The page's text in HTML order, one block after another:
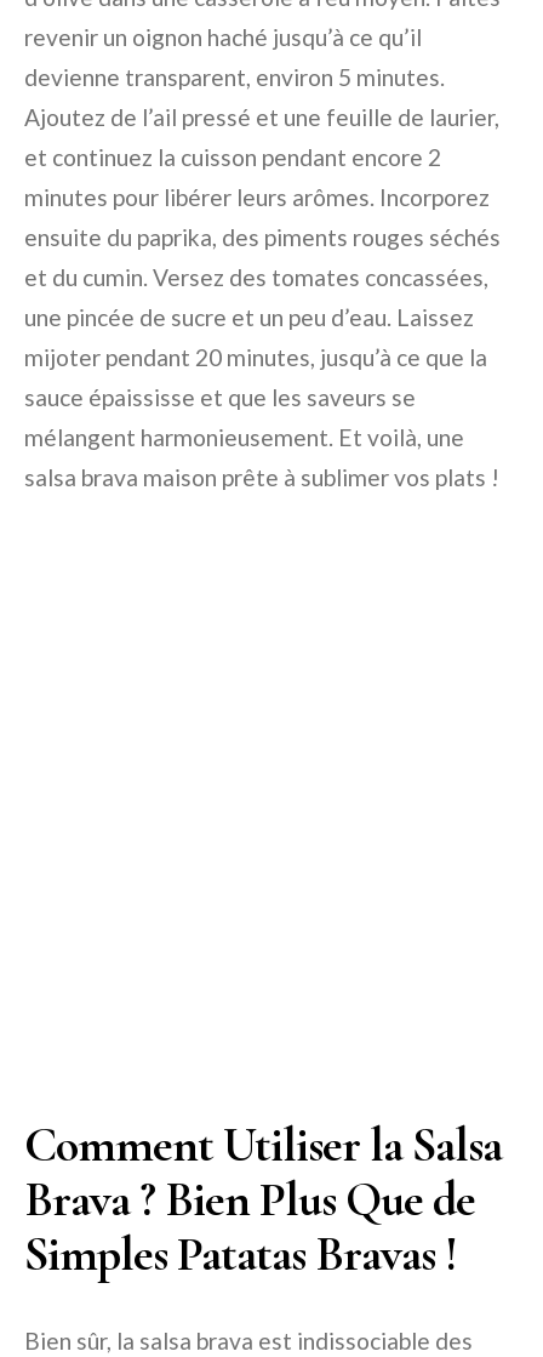
revenir un oignon haché jusqu’à ce qu’il
devienne transparent, environ 5 minutes.
Ajoutez de l’ail pressé et une feuille de laurier,
et continuez la cuisson pendant encore 2
minutes pour libérer leurs arômes. Incorporez
ensuite du paprika, des piments rouges séchés
et du cumin. Versez des tomates concassées,
une pincée de sucre et un peu d’eau. Laissez
mijoter pendant 20 minutes, jusqu’à ce que la
sauce épaississe et que les saveurs se
mélangent harmonieusement. Et voilà, une
salsa brava maison prête à sublimer vos plats !
Comment Utiliser la Salsa
Brava ? Bien Plus Que de
Simples Patatas Bravas !
Bien sûr, la salsa brava est indissociable des